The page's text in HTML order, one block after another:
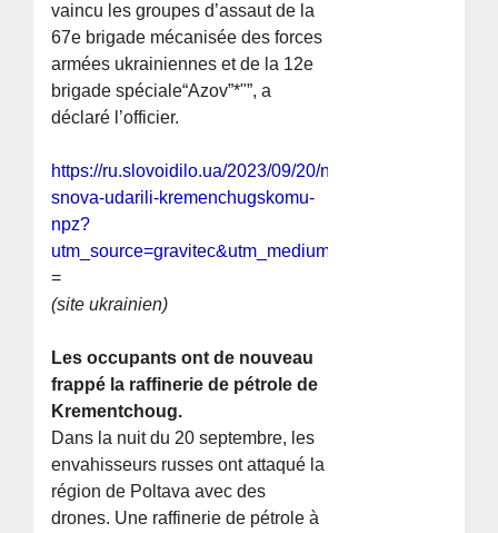
vaincu les groupes d’assaut de la
67e brigade mécanisée des forces
armées ukrainiennes et de la 12e
brigade spéciale“Azov”*"”, a
déclaré l’officier.
https://ru.slovoidilo.ua/2023/09/20/novost/bezopasnost/
snova-udarili-kremenchugskomu-
npz?
=
(site ukrainien)
Les occupants ont de nouveau
frappé la raffinerie de pétrole de
Krementchoug.
Dans la nuit du 20 septembre, les
envahisseurs russes ont attaqué la
région de Poltava avec des
drones. Une raffinerie de pétrole à